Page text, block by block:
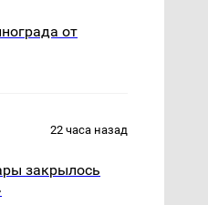
от
22 часа назад
закрылось